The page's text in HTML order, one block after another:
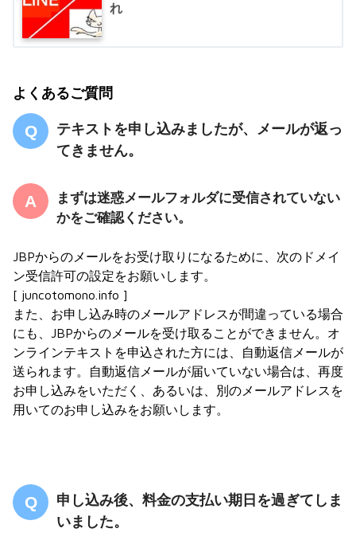
れ
よくあるご質問
テキストを申し込みましたが、メールが返っ
てきません。
まずは迷惑メールフォルダに受信されていない
かをご確認ください。
JBPからのメールをお受け取りになるために、次のドメイ
ン受信許可の設定をお願いします。
[ juncotomono.info ]
また、お申し込み時のメールアドレスが間違っている場合
にも、JBPからのメールを受け取ることができません。オ
ンラインテキストを申込された方には、自動返信メールが
送られます。自動返信メールが届いていない場合は、再度
お申し込みをいただく、あるいは、別のメールアドレスを
用いてのお申し込みをお願いします。
申し込み後、料金の支払い期日を過ぎてしま
いました。